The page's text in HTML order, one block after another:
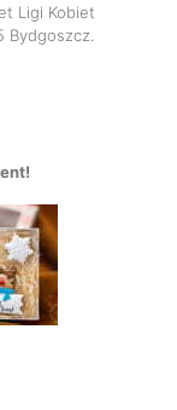
Ligi Kobiet
Bydgoszcz.